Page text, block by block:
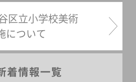
区立小学校美術
について
着情報一覧